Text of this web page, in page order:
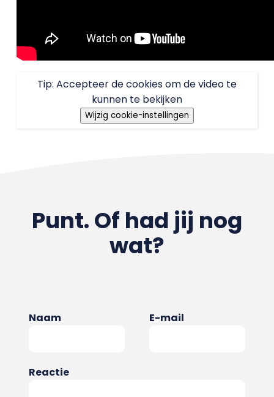
Tip: Accepteer de cookies om de video te
kunnen te bekijken
Wijzig cookie-instellingen
Punt. Of had jij nog
wat?
Naam E-mail
Reactie